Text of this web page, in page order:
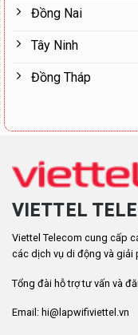
Đồng Nai
Tây Ninh
Đồng Tháp
VIETTEL
Viettel Telecom cung cấp
các dịch vụ di động và
Tổng đài hỗ trợ tư vấn và
Email: hi@lapwifiviettel.vn